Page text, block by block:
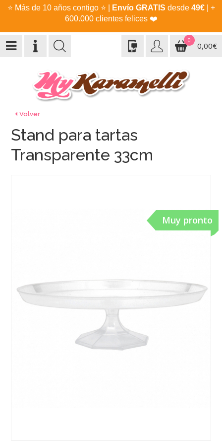
⭐ Más de 10 años contigo ⭐ Envío GRATIS desde 49€| +
600.000 clientes felices ❤️
0
0,00€
Volver
Muy pronto
Stand para tartas
Transparente 33cm